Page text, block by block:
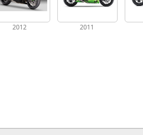
2012 2011